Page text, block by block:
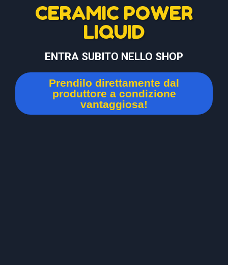
CERAMIC POWER
LIQUID
ENTRA SUBITO NELLO SHOP
Prendilo direttamente dal
produttore a condizione
vantaggiosa!